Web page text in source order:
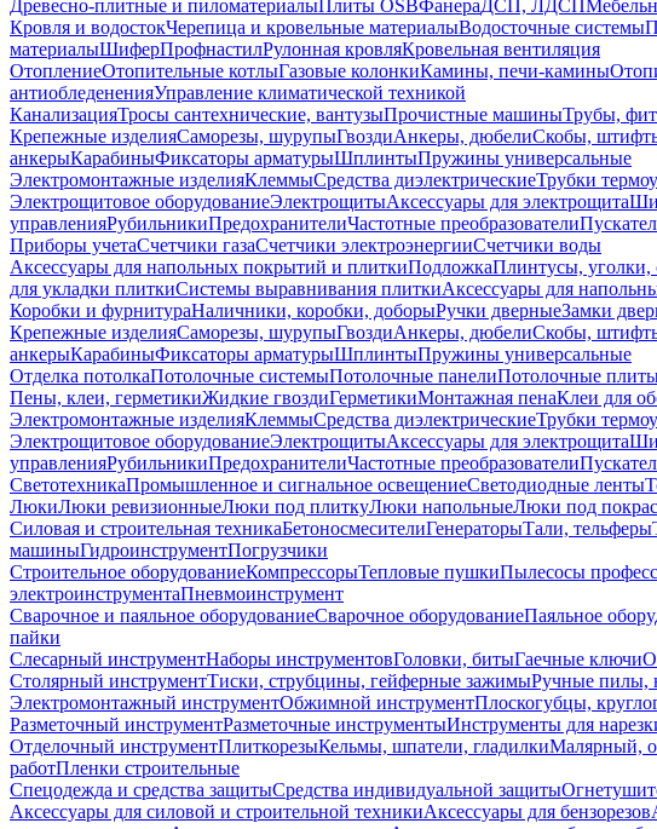
Древесно-плитные и пиломатериалыПлиты OSBФанераДСП, ЛДСП
Кровля и водостокЧерепица и кровельные материалыВодосточные системы
материалыШиферПрофнастилРулонная кровляКровельная вентиляция
ОтоплениеОтопительные котлыГазовые колонкиКамины, печи-камины
антиобледененияУправление климатической техникой
КанализацияТросы сантехнические, вантузыПрочистные машиныТрубы,
Крепежные изделияСаморезы, шурупыГвоздиАнкеры, дюбелиСкобы,
анкерыКарабиныФиксаторы арматурыШплинтыПружины универсальные
Электромонтажные изделияКлеммыСредства диэлектрическиеТрубки
Электрощитовое оборудованиеЭлектрощитыАксессуары для электрощита
управленияРубильникиПредохранителиЧастотные преобразователи
Приборы учетаСчетчики газаСчетчики электроэнергииСчетчики воды
Аксессуары для напольных покрытий и плиткиПодложкаПлинтусы, уголки,
для укладки плиткиСистемы выравнивания плиткиАксессуары для
Коробки и фурнитураНаличники, коробки, доборыРучки дверныеЗамки
Крепежные изделияСаморезы, шурупыГвоздиАнкеры, дюбелиСкобы,
анкерыКарабиныФиксаторы арматурыШплинтыПружины универсальные
Отделка потолкаПотолочные системыПотолочные панелиПотолочные
Пены, клеи, герметикиЖидкие гвоздиГерметикиМонтажная пенаКлеи для
Электромонтажные изделияКлеммыСредства диэлектрическиеТрубки
Электрощитовое оборудованиеЭлектрощитыАксессуары для электрощита
управленияРубильникиПредохранителиЧастотные преобразователи
СветотехникаПромышленное и сигнальное освещениеСветодиодные ленты
ЛюкиЛюки ревизионныеЛюки под плиткуЛюки напольныеЛюки под
Силовая и строительная техникаБетоносмесителиГенераторыТали, тельферы
машиныГидроинструментПогрузчики
Строительное оборудованиеКомпрессорыТепловые пушкиПылесосы
электроинструментаПневмоинструмент
Сварочное и паяльное оборудованиеСварочное оборудованиеПаяльное
пайки
Слесарный инструментНаборы инструментовГоловки, битыГаечные ключи
Столярный инструментТиски, струбцины, гейферные зажимыРучные пилы,
Электромонтажный инструментОбжимной инструментПлоскогубцы,
Разметочный инструментРазметочные инструментыИнструменты для
Отделочный инструментПлиткорезыКельмы, шпатели, гладилкиМалярный,
работПленки строительные
Спецодежда и средства защитыСредства индивидуальной защиты
Аксессуары для силовой и строительной техникиАксессуары для бензорезов